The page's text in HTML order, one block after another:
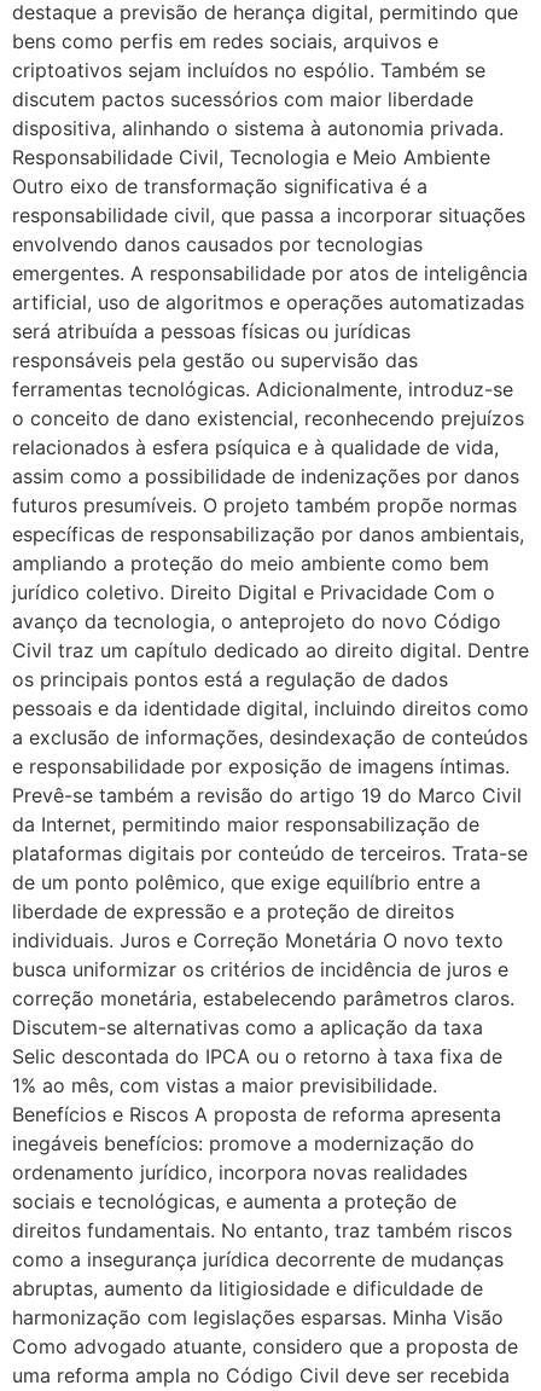
destaque a previsão de herança digital, permitindo que
bens como perfis em redes sociais, arquivos e
criptoativos sejam incluídos no espólio. Também se
discutem pactos sucessórios com maior liberdade
dispositiva, alinhando o sistema à autonomia privada.
Responsabilidade Civil, Tecnologia e Meio Ambiente
Outro eixo de transformação significativa é a
responsabilidade civil, que passa a incorporar situações
envolvendo danos causados por tecnologias
emergentes. A responsabilidade por atos de inteligência
artificial, uso de algoritmos e operações automatizadas
será atribuída a pessoas físicas ou jurídicas
responsáveis pela gestão ou supervisão das
ferramentas tecnológicas. Adicionalmente, introduz-se
o conceito de dano existencial, reconhecendo prejuízos
relacionados à esfera psíquica e à qualidade de vida,
assim como a possibilidade de indenizações por danos
futuros presumíveis. O projeto também propõe normas
específicas de responsabilização por danos ambientais,
ampliando a proteção do meio ambiente como bem
jurídico coletivo. Direito Digital e Privacidade Com o
avanço da tecnologia, o anteprojeto do novo Código
Civil traz um capítulo dedicado ao direito digital. Dentre
os principais pontos está a regulação de dados
pessoais e da identidade digital, incluindo direitos como
a exclusão de informações, desindexação de conteúdos
e responsabilidade por exposição de imagens íntimas.
Prevê-se também a revisão do artigo 19 do Marco Civil
da Internet, permitindo maior responsabilização de
plataformas digitais por conteúdo de terceiros. Trata-se
de um ponto polêmico, que exige equilíbrio entre a
liberdade de expressão e a proteção de direitos
individuais. Juros e Correção Monetária O novo texto
busca uniformizar os critérios de incidência de juros e
correção monetária, estabelecendo parâmetros claros.
Discutem-se alternativas como a aplicação da taxa
Selic descontada do IPCA ou o retorno à taxa fixa de
1% ao mês, com vistas a maior previsibilidade.
Benefícios e Riscos A proposta de reforma apresenta
inegáveis benefícios: promove a modernização do
ordenamento jurídico, incorpora novas realidades
sociais e tecnológicas, e aumenta a proteção de
direitos fundamentais. No entanto, traz também riscos
como a insegurança jurídica decorrente de mudanças
abruptas, aumento da litigiosidade e dificuldade de
harmonização com legislações esparsas. Minha Visão
Como advogado atuante, considero que a proposta de
uma reforma ampla no Código Civil deve ser recebida